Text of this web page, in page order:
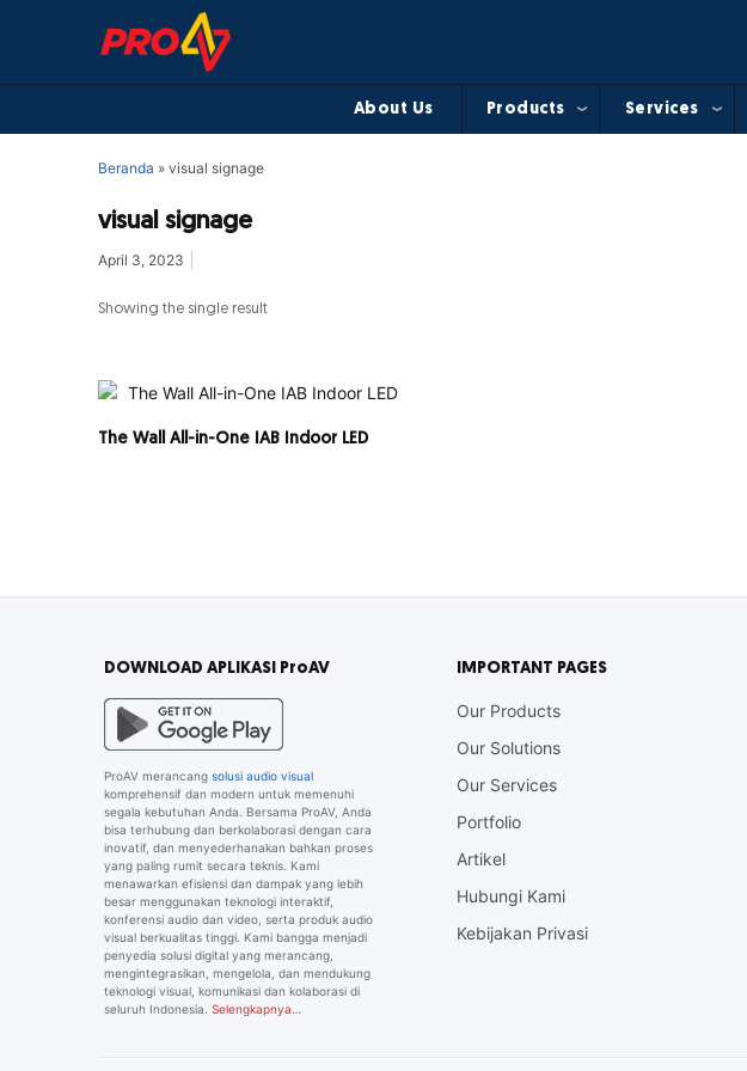
About Us Products Services
Beranda » visual signage
visual signage
April 3, 2023
Showing the single result
The Wall All-in-One IAB Indoor LED
DOWNLOAD APLIKASI ProAV
ProAV merancang solusi audio visual
komprehensif dan modern untuk memenuhi
segala kebutuhan Anda. Bersama ProAV, Anda
bisa terhubung dan berkolaborasi dengan cara
inovatif, dan menyederhanakan bahkan proses
yang paling rumit secara teknis. Kami
menawarkan efisiensi dan dampak yang lebih
besar menggunakan teknologi interaktif,
konferensi audio dan video, serta produk audio
visual berkualitas tinggi. Kami bangga menjadi
penyedia solusi digital yang merancang,
mengintegrasikan, mengelola, dan mendukung
teknologi visual, komunikasi dan kolaborasi di
seluruh Indonesia. Selengkapnya…
IMPORTANT PAGES
Our Products
Our Solutions
Our Services
Portfolio
Artikel
Hubungi Kami
Kebijakan Privasi